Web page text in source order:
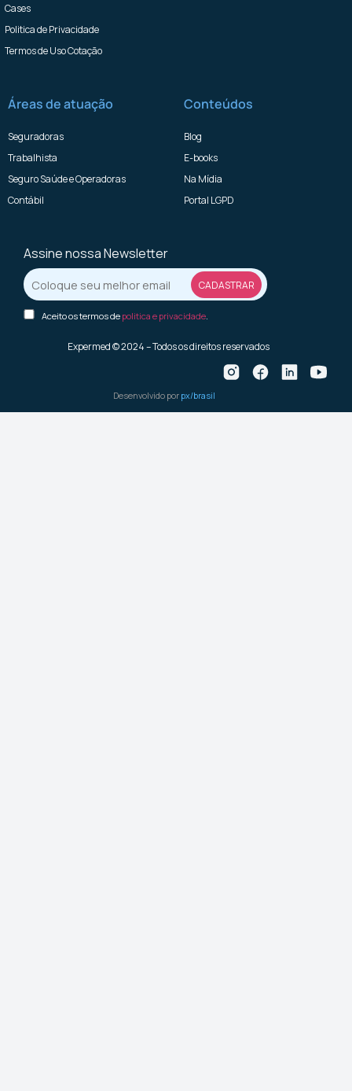
Cases
Politica de Privacidade
Termos de Uso Cotação
Áreas de atuação
Seguradoras
Trabalhista
Seguro Saúde e Operadoras
Contábil
Conteúdos
Blog
E-books
Na Mídia
Portal LGPD
Assine nossa Newsletter
Aceito os termos de politica e privacidade
Expermed © 2024 – Todos os direitos reservados
Desenvolvido por px/brasil